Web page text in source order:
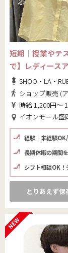
短期｜授業やテ
で】レディース
SHOO・LA・
ショップ販売 (
時給 1,200円～
イオンモール盛岡南
経験｜未経験
長期休暇の期間
シフト相談OK
とりあえず保